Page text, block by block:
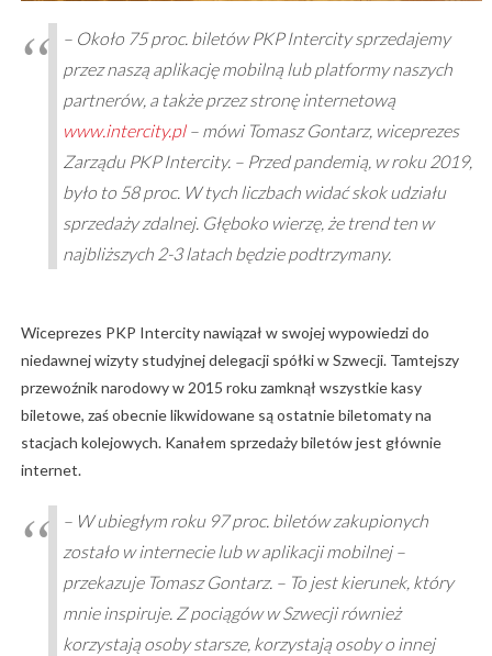
– Około 75 proc. biletów PKP Intercity sprzedajemy
przez naszą aplikację mobilną lub platformy naszych
partnerów, a także przez stronę internetową
www.intercity.pl– mówi Tomasz Gontarz, wiceprezes
Zarządu PKP Intercity. – Przed pandemią, w roku 2019,
było to 58 proc. W tych liczbach widać skok udziału
sprzedaży zdalnej. Głęboko wierzę, że trend ten w
najbliższych 2-3 latach będzie podtrzymany.
Wiceprezes PKP Intercity nawiązał w swojej wypowiedzi do
niedawnej wizyty studyjnej delegacji spółki w Szwecji. Tamtejszy
przewoźnik narodowy w 2015 roku zamknął wszystkie kasy
biletowe, zaś obecnie likwidowane są ostatnie biletomaty na
stacjach kolejowych. Kanałem sprzedaży biletów jest głównie
internet.
– W ubiegłym roku 97 proc. biletów zakupionych
zostało w internecie lub w aplikacji mobilnej –
przekazuje Tomasz Gontarz. – To jest kierunek, który
mnie inspiruje. Z pociągów w Szwecji również
korzystają osoby starsze, korzystają osoby o innej